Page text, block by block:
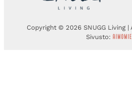
Copyright © 2026 SNUGG Living |
Sivusto: